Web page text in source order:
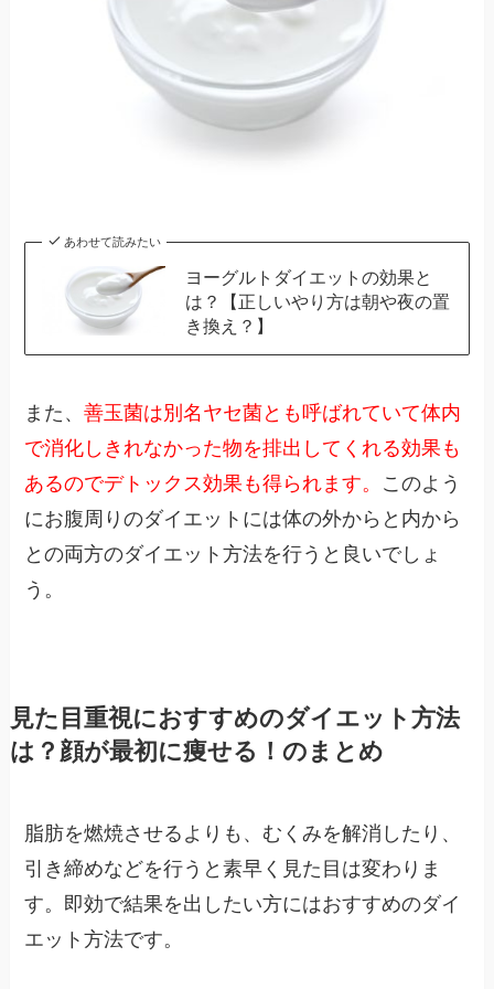
あわせて読みたい
ヨーグルトダイエットの効果と
は？【正しいやり方は朝や夜の置
き換え？】
また、善玉菌は別名ヤセ菌とも呼ばれていて体内
で消化しきれなかった物を排出してくれる効果も
あるのでデトックス効果も得られます。 このよう
にお腹周りのダイエットには体の外からと内から
との両方のダイエット方法を行うと良いでしょ
う。
見た目重視におすすめのダイエット方法
は？顔が最初に痩せる！のまとめ
脂肪を燃焼させるよりも、むくみを解消したり、
引き締めなどを行うと素早く見た目は変わりま
す。即効で結果を出したい方にはおすすめのダイ
エット方法です。